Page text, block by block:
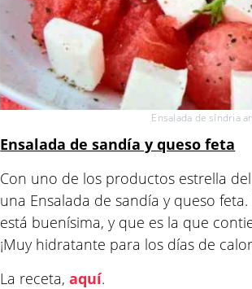
Ensalada de síndria
Ensalada de sandía y queso feta
Con uno de los productos estrella
una Ensalada de sandía y queso
está buenísima, y que es la que
¡Muy hidratante para los días de
La receta,aquí.